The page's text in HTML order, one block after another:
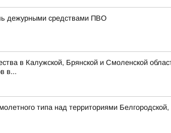
дежурными средствами ПВО
в Калужской, Брянской и Смоленской
в...
типа над территориями